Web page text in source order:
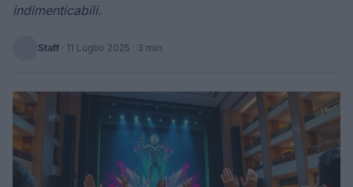
indimenticabili.
Staff · 11 Luglio 2025 · 3 min